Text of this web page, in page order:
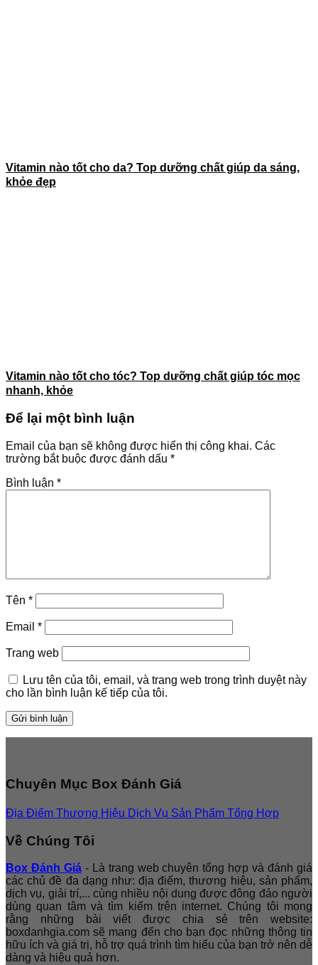
Vitamin nào tốt cho da? Top dưỡng chất giúp da sáng,
khỏe đẹp
Vitamin nào tốt cho tóc? Top dưỡng chất giúp tóc mọc
nhanh, khỏe
Để lại một bình luận
Email của bạn sẽ không được hiển thị công khai. Các
trường bắt buộc được đánh dấu *
Bình luận *
Tên *
Email *
Trang web
Lưu tên của tôi, email, và trang web trong trình duyệt này
cho lần bình luận kế tiếp của tôi.
Chuyên Mục Box Đánh Giá
Địa Điểm Thương Hiệu Dịch Vụ Sản Phẩm Tổng Hợp
Về Chúng Tôi
Box Đánh Giá- Là trang web chuyên tổng hợp và đánh giá
các chủ đề đa dạng như: địa điểm, thương hiệu, sản phẩm,
dịch vụ, giải trí,... cùng nhiều nội dung được đông đảo người
dùng quan tâm và tìm kiếm trên internet. Chúng tôi mong
rằng những bài viết được chia sẻ trên website:
boxdanhgia.com sẽ mang đến cho bạn đọc những thông tin
hữu ích và giá trị, hỗ trợ quá trình tìm hiểu của bạn trở nên dễ
dàng và hiệu quả hơn.